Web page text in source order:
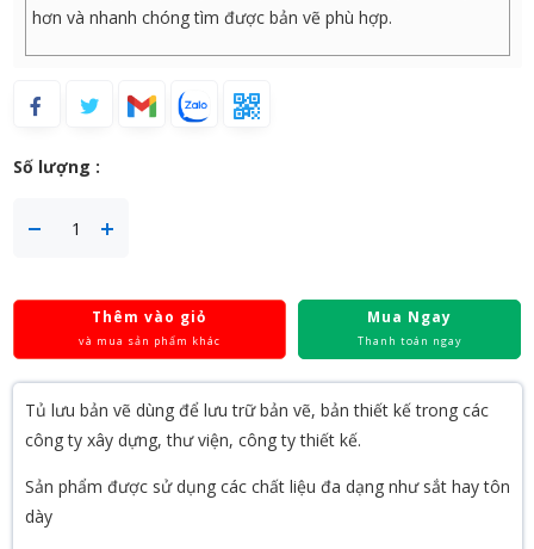
hơn và nhanh chóng tìm được bản vẽ phù hợp.
Số lượng :
Thêm vào giỏ
và mua sản phẩm khác
Mua Ngay
Thanh toán ngay
Tủ lưu bản vẽ dùng để lưu trữ bản vẽ, bản thiết kế trong các
công ty xây dựng, thư viện, công ty thiết kế.
Sản phẩm được sử dụng các chất liệu đa dạng như sắt hay tôn
dày